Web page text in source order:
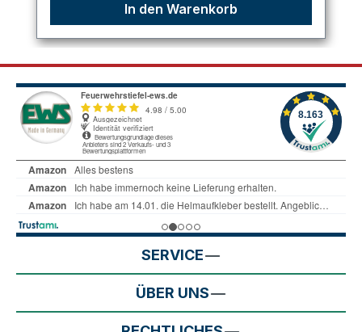
In den Warenkorb
SERVICE
ÜBER UNS